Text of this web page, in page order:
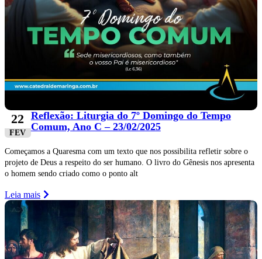
22
FEV
Reflexão: Liturgia do 7º Domingo do Tempo
Comum, Ano C – 23/02/2025
Começamos a Quaresma com um texto que nos possibilita refletir sobre o
projeto de Deus a respeito do ser humano. O livro do Gênesis nos apresenta
o homem sendo criado como o ponto alt
Leia mais